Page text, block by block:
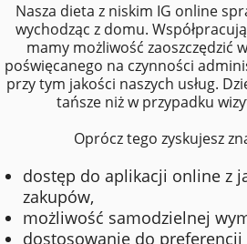
40. Migdały 30 g
41. Gruszka 200 g
42. Kiwi 90 g
37. Orzechy ziemne 10 g
38. Jabłko 150 g
Nasza dieta z niskim IG online
wychodząc z domu.
mamy możliwość zaoszczędzić
poświęcanego na czynności
przy tym jakości naszych usług.
tańsze niż w przypadku
Oprócz tego zyskujesz
dostęp do aplikacji online z
zakupów,
możliwość samodzielnej
dostosowanie do preferencji